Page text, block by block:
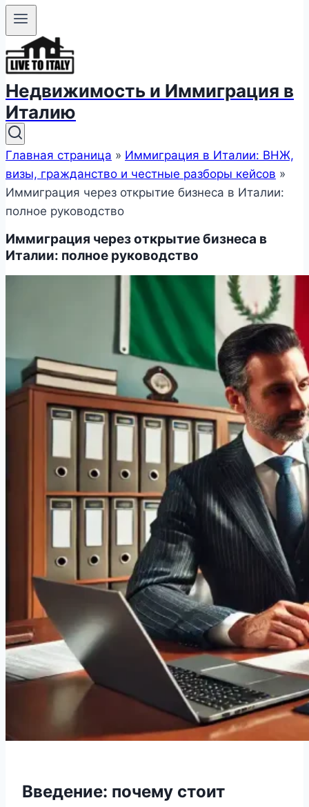
Недвижимость и Иммиграция в
Италию
Главная страница » Иммиграция в Италии: ВНЖ,
визы, гражданство и честные разборы кейсов »
Иммиграция через открытие бизнеса в Италии:
полное руководство
Иммиграция через открытие бизнеса в
Италии: полное руководство
Введение: почему стоит